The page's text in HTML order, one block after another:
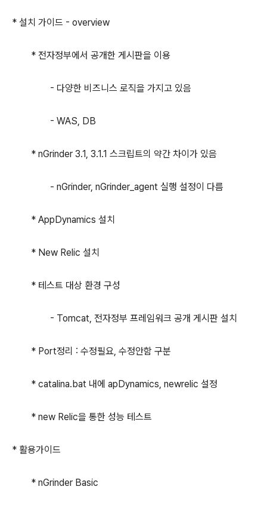
* 설치 가이드 - overview
* 전자정부에서 공개한 게시판을 이용
- 다양한 비즈니스 로직을 가지고 있음
- WAS, DB
* nGrinder 3.1, 3.1.1 스크립트의 약간 차이가 있음
- nGrinder, nGrinder_agent 실행 설정이 다름
* AppDynamics 설치
* New Relic 설치
* 테스트 대상 환경 구성
- Tomcat, 전자정부 프레임워크 공개 게시판 설치
* Port정리 : 수정필요, 수정안함 구분
* catalina.bat 내에 apDynamics, newrelic 설정
* new Relic을 통한 성능 테스트
* 활용가이드
* nGrinder Basic